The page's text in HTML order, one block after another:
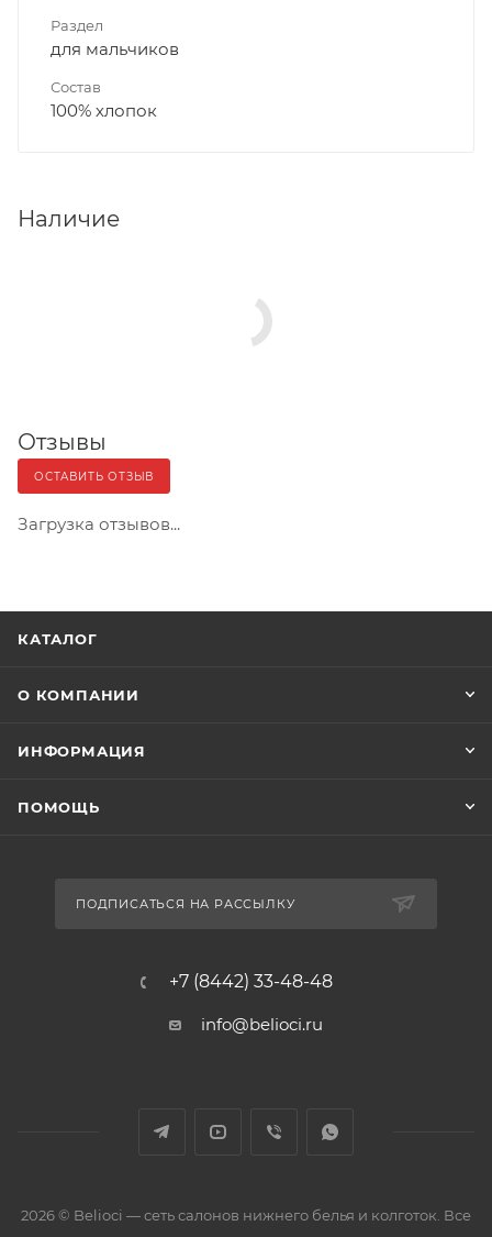
Раздел
для мальчиков
Состав
100% хлопок
Наличие
Отзывы
ОСТАВИТЬ ОТЗЫВ
Загрузка отзывов...
КАТАЛОГ
О КОМПАНИИ
ИНФОРМАЦИЯ
ПОМОЩЬ
ПОДПИСАТЬСЯ НА РАССЫЛКУ
+7 (8442) 33-48-48
info@belioci.ru
2026 © Belioci — сеть салонов нижнего белья и колготок. Все